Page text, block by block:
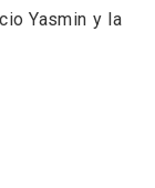
Yasmin y la